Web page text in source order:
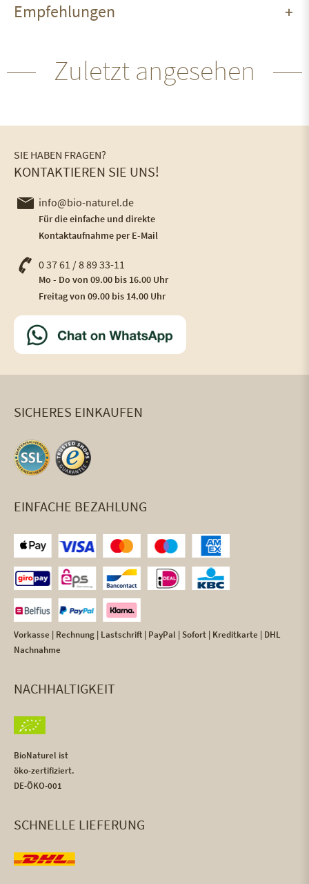
Empfehlungen
Zuletzt angesehen
SIE HABEN FRAGEN?
KONTAKTIEREN SIE UNS!
info@bio-naturel.de
Für die einfache und direkte
Kontaktaufnahme per E-Mail
0 37 61 / 8 89 33-11
Mo - Do von 09.00 bis 16.00 Uhr
Freitag von 09.00 bis 14.00 Uhr
SICHERES EINKAUFEN
EINFACHE BEZAHLUNG
Vorkasse | Rechnung | Lastschrift | PayPal | Sofort | Kreditkarte | DHL
Nachnahme
NACHHALTIGKEIT
BioNaturel ist
öko-zertifiziert.
DE-ÖKO-001
SCHNELLE LIEFERUNG